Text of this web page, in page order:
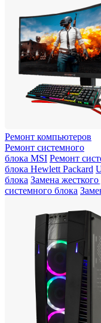
Ремонт компьютеров
Ремонт системного
блока MSI Ремонт
блока Hewlett Packard
блока Замена жесткого
системного блока